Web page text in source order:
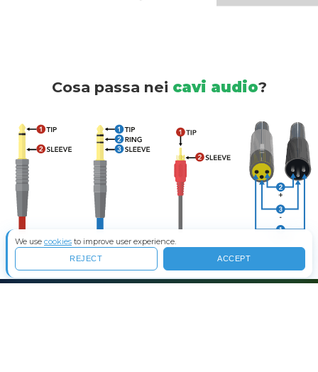
Cosa passa nei cavi audio?
We use cookies to improve user experience.
REJECT ACCEPT